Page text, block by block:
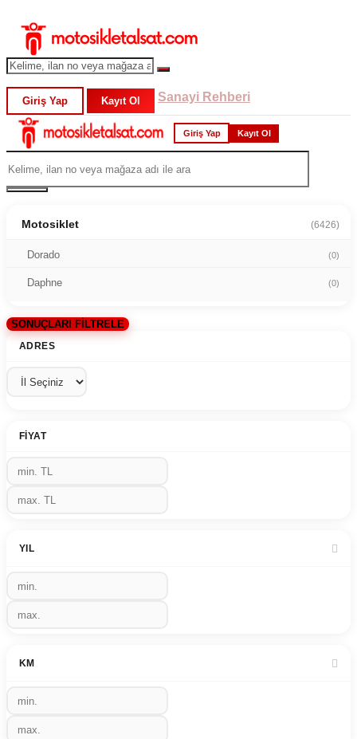
Giriş Yap Kayıt Ol Sanayi Rehberi
Giriş Yap Kayıt Ol
Motosiklet (6426)
Dorado (0)
Daphne (0)
SONUÇLARI FİLTRELE
ADRES
FIYAT
YIL
KM